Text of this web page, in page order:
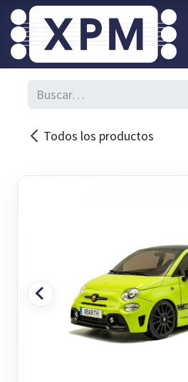
Ir al contenido
Todos los productos